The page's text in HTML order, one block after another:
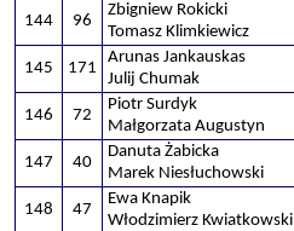
144
96
Zbigniew Rokicki
Tomasz Klimkiewicz
145
171
Arunas Jankauskas
Julij Chumak
146 72
Piotr Surdyk
Małgorzata Augustyn
147
40
Danuta Żabicka
Marek Niesłuchowski
148
47
Ewa Knapik
Włodzimierz Kwiatkowski